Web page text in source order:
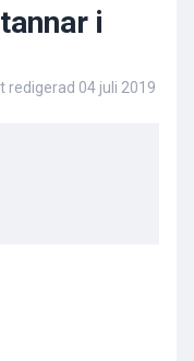
i
redigerad 04 juli 2019